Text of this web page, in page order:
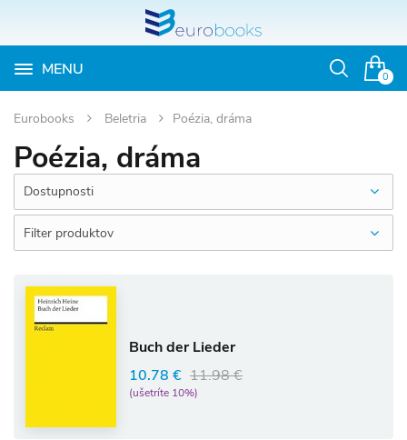
0
MENU
Otvoriť
Eurobooks Beletria Poézia, dráma
Poézia, dráma
Dostupnosti
Filter produktov
Buch der Lieder
10.78 € 11.98 €
(ušetríte 10%)